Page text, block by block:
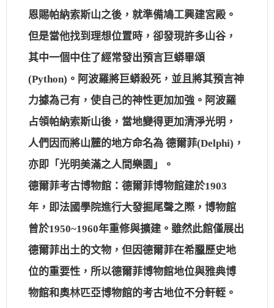
恩賜帕納索斯山之後，就準備鳩工興建宮殿。
但是當他找到理想位置時，卻發現許多山谷，
其中一個中住了經常發出預言巨蟒畢頌
(Python)。阿波羅將巨蟒殺死，並且將其預言神
力據為己有，使自己的神性更加加強。阿波羅
占領帕納索斯山後，當地變得更加清淨光明，
人們因而將山麓的地方命名為 德爾菲(Delphi)，
亦即「光明美滿之人間樂園」。
德爾菲考古博物館：德爾菲博物館建於1903
年，即法國學院進行大發掘尾聲之際，博物館
曾於1950~1960年重修與擴建。雖然此館僅展出
德爾菲出土的文物，但因德爾菲在希臘歷史地
位的重要性，所以德爾菲博物館地位與雅典博
物館和奧林匹亞博物館的考古地位不分軒輊。